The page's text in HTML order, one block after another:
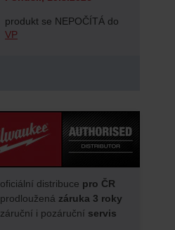
produkt se NEPOČÍTÁ do
VP
oficiální distribuce pro ČR
prodloužená záruka 3 roky
záruční i pozáruční servis